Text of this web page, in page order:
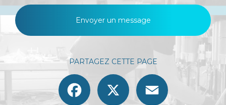
Envoyer un message
PARTAGEZ CETTE PAGE
Facebook